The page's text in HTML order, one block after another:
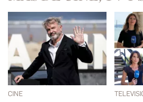
CINE